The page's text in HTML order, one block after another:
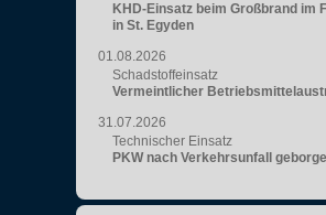
KHD-Einsatz beim Großbrand im
in St. Egyden
01.08.2026
Schadstoffeinsatz
Vermeintlicher
31.07.2026
Technischer Einsatz
PKW nach Verkehrsunfall